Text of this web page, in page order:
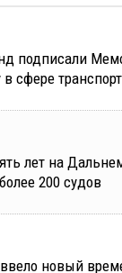
подписали
сфере
лет на
200 судов
новый